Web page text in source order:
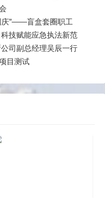
庆”——盲盒套圈职工
技赋能应急执法新范
司副总经理吴辰一行
目测试